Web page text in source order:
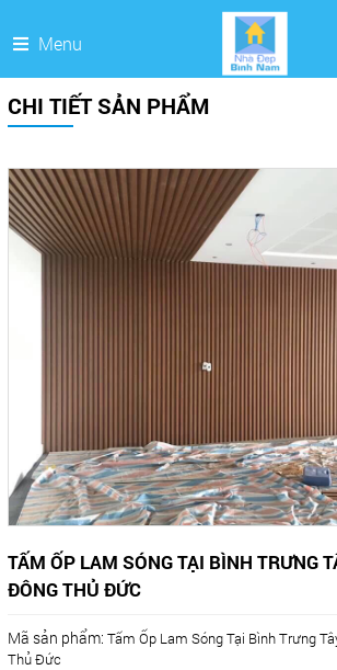
Menu
CHI TIẾT SẢN PHẨM
TẤM ỐP LAM SÓNG TẠI BÌNH TRƯNG
ĐÔNG THỦ ĐỨC
Mã sản phẩm: Tấm Ốp Lam Sóng Tại Bình Trưng
Thủ Đức